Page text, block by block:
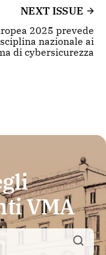
NEXT ISSUE
2025 prevede
nazionale ai
di cybersicurezza
VMA